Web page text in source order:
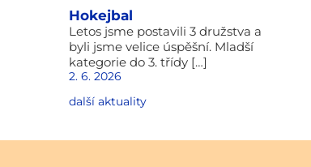
Hokejbal
Letos jsme postavili 3 družstva a
byli jsme velice úspěšní. Mladší
kategorie do 3. třídy […]
2. 6. 2026
další aktuality